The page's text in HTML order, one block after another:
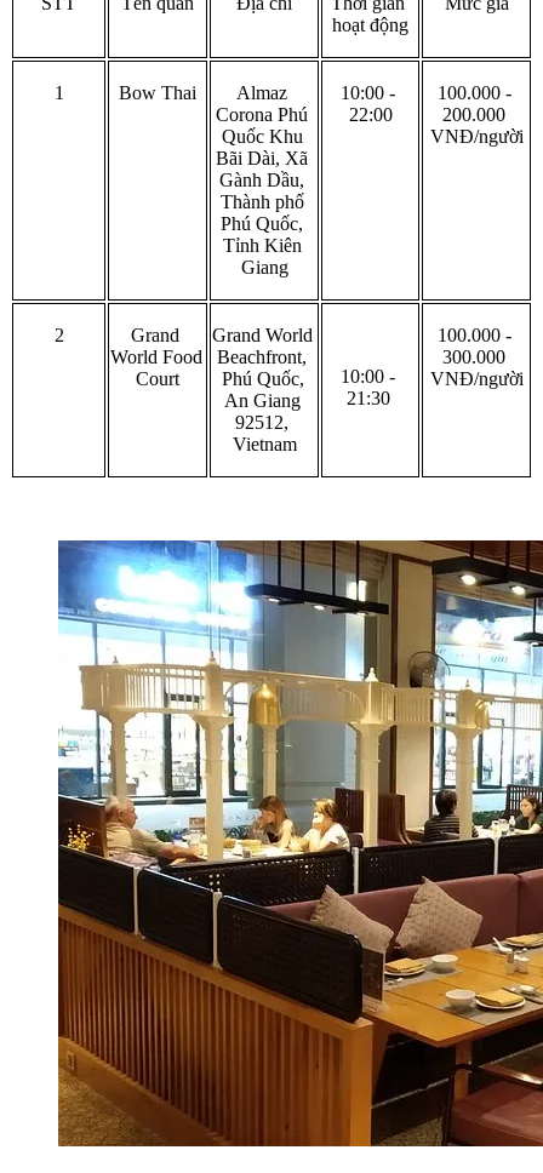
hoạt động
1 Bow Thai
Almaz
Corona Phú
Quốc Khu
Bãi Dài, Xã
Gành Dầu,
Thành phố
Phú Quốc,
Tỉnh Kiên
Giang
10:00 -
22:00
100.000 -
200.000
VNĐ/người
2
Grand
World Food
Court
Grand World
Beachfront,
Phú Quốc,
An Giang
92512,
Vietnam
10:00 -
21:30
100.000 -
300.000
VNĐ/người